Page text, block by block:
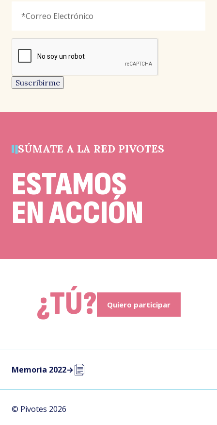
señala
campo
un
campo
de
debe
Electrónico *
reCAPTCHA
Suscribirme
SÚMATE A LA RED PIVOTES
ESTAMOS
EN ACCIÓN
¿TÚ? Quiero participar
© Pivotes 2026
Memoria 2022→